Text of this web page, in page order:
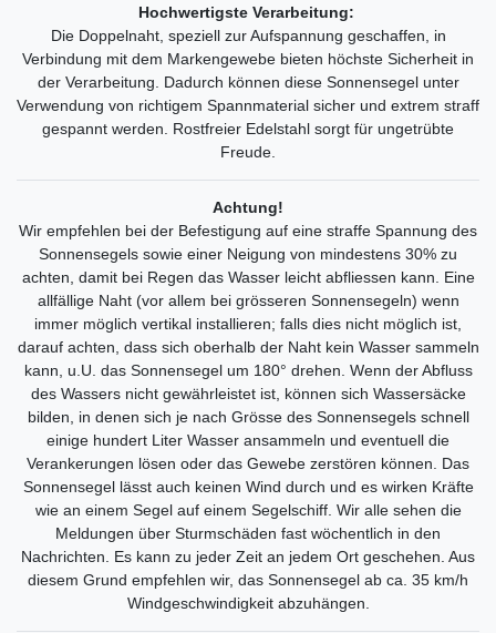
Hochwertigste Verarbeitung:
Die Doppelnaht, speziell zur Aufspannung geschaffen, in
Verbindung mit dem Markengewebe bieten höchste Sicherheit in
der Verarbeitung. Dadurch können diese Sonnensegel unter
Verwendung von richtigem Spannmaterial sicher und extrem straff
gespannt werden. Rostfreier Edelstahl sorgt für ungetrübte
Freude.
Achtung!
Wir empfehlen bei der Befestigung auf eine straffe Spannung des
Sonnensegels sowie einer Neigung von mindestens 30% zu
achten, damit bei Regen das Wasser leicht abfliessen kann. Eine
allfällige Naht (vor allem bei grösseren Sonnensegeln) wenn
immer möglich vertikal installieren; falls dies nicht möglich ist,
darauf achten, dass sich oberhalb der Naht kein Wasser sammeln
kann, u.U. das Sonnensegel um 180° drehen. Wenn der Abfluss
des Wassers nicht gewährleistet ist, können sich Wassersäcke
bilden, in denen sich je nach Grösse des Sonnensegels schnell
einige hundert Liter Wasser ansammeln und eventuell die
Verankerungen lösen oder das Gewebe zerstören können. Das
Sonnensegel lässt auch keinen Wind durch und es wirken Kräfte
wie an einem Segel auf einem Segelschiff. Wir alle sehen die
Meldungen über Sturmschäden fast wöchentlich in den
Nachrichten. Es kann zu jeder Zeit an jedem Ort geschehen. Aus
diesem Grund empfehlen wir, das Sonnensegel ab ca. 35 km/h
Windgeschwindigkeit abzuhängen.